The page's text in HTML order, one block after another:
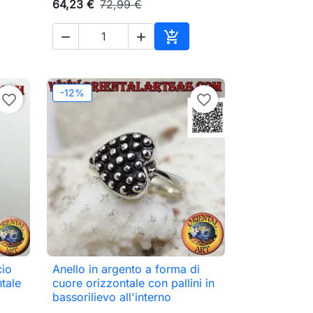
al carrello
64,23 € 72,99 €
  
Aggiungi al carrello
favorite_border -12% favorite_border
 Anteprima
Anello in argento a forma di
cuore orizzontale con pallini in
bassorilievo all'interno